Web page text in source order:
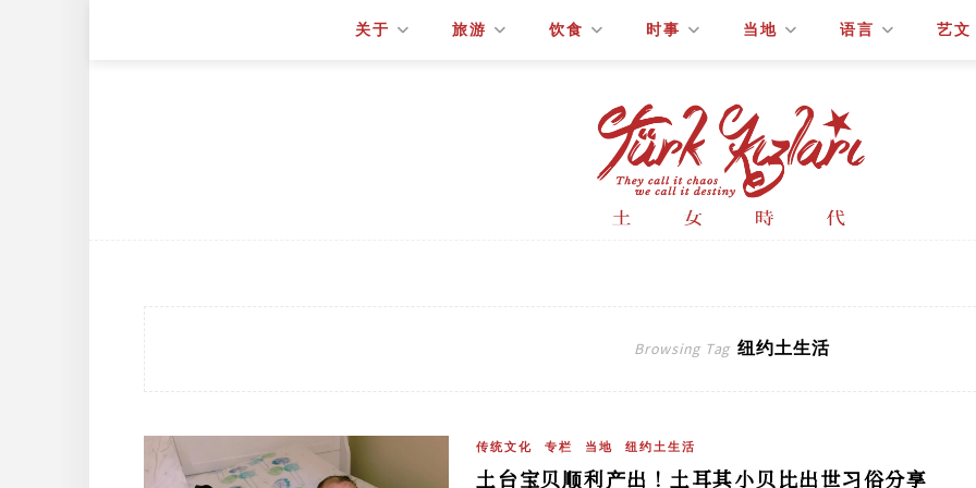
关于 旅游 饮食 时事 当地 语言 艺文
Browsing Tag 纽约土生活
传统文化 专栏 当地 纽约土生活
土台宝贝顺利产出！土耳其小贝比出世习俗分享